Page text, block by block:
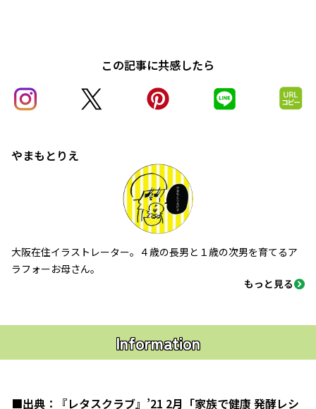
この記事に共感したら
やまもとりえ
大阪在住イラストレーター。４歳の長男と１歳の次男を育てるア
ラフォーお母さん。
もっと見る
Information
■出典： 『レタスクラブ』 ’21 2月「家族で健康 発酵レシ